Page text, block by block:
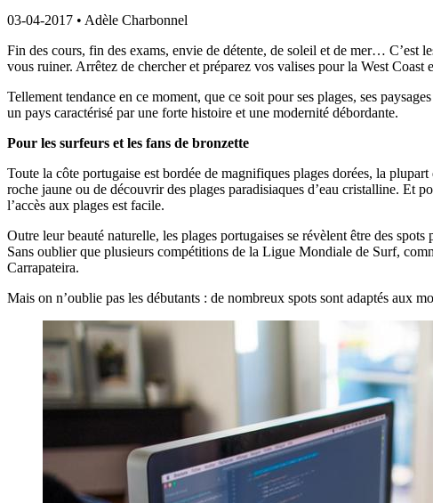
03-04-2017 • Adèle Charbonnel
Fin des cours, fin des exams, envie de détente, de soleil et de mer… C’est
vous ruiner. Arrêtez de chercher et préparez vos valises pour la West Coast
Tellement tendance en ce moment, que ce soit pour ses plages, ses
un pays caractérisé par une forte histoire et une modernité débordante.
Pour les surfeurs et les fans de bronzette
Toute la côte portugaise est bordée de magnifiques plages dorées, la
roche jaune ou de découvrir des plages paradisiaques d’eau cristalline. Et
l’accès aux plages est facile.
Outre leur beauté naturelle, les plages portugaises se révèlent être des
Sans oublier que plusieurs compétitions de la Ligue Mondiale de Surf,
Carrapateira.
Mais on n’oublie pas les débutants : de nombreux spots sont adaptés aux